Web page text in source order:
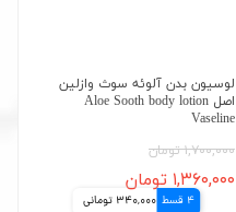
لوسیون بدن آلوئه سوث وازلین
اصل Aloe Sooth body lotion
Vaseline
۱,۷۰۰,۰۰۰ تومان
۱,۳۶۰,۰۰۰ تومان
4 قسط 340,000 تومانی